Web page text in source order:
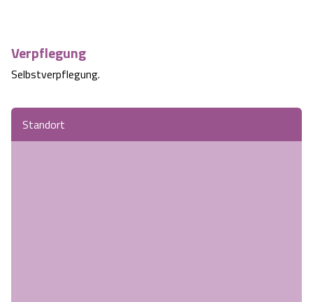
Verpflegung
Selbstverpflegung.
Standort